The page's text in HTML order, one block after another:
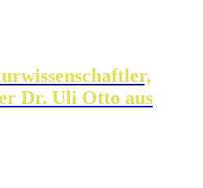
Dr. Uli Otto aus